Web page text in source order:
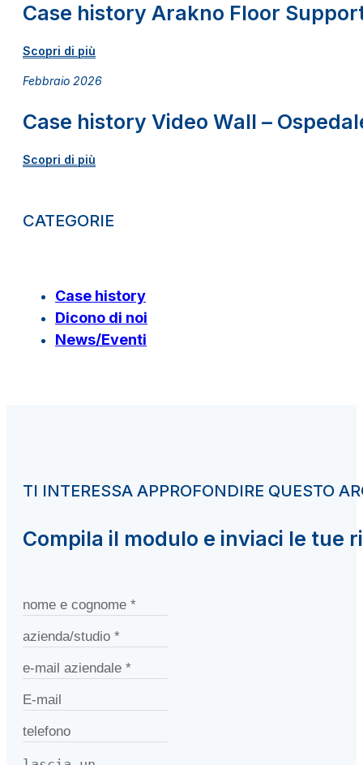
Case history Arakno Floor
Scopri di più
Febbraio 2026
Case history Video Wall –
Scopri di più
CATEGORIE
Case history
Dicono di noi
News/Eventi
TI INTERESSA APPROFONDIRE QUESTO
Compila il modulo e inviaci le tue